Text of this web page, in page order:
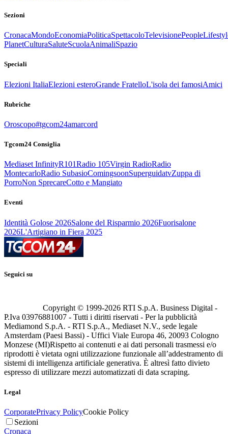
Sezioni
CronacaMondoEconomiaPoliticaSpettacoloTelevisionePeople
PlanetCulturaSaluteScuolaAnimaliSpazio
Speciali
Elezioni ItaliaElezioni esteroGrande FratelloL'isola dei famosiAmici
Rubriche
Oroscopo#tgcom24amarcord
Tgcom24 Consiglia
Mediaset InfinityR101Radio 105Virgin RadioRadio
MontecarloRadio SubasioComingsoonSuperguidatvZuppa di
PorroNon SprecareCotto e Mangiato
Eventi
Identità Golose 2026Salone del Risparmio 2026Fuorisalone
2026L'Artigiano in Fiera 2025
Seguici su
Copyright © 1999-2026 RTI S.p.A. Business Digital -
P.Iva 03976881007 - Tutti i diritti riservati - Per la pubblicità
Mediamond S.p.A. - RTI S.p.A., Mediaset N.V., sede legale
Amsterdam (Paesi Bassi) - Uffici Viale Europa 46, 20093 Cologno
Monzese (MI)Rispetto ai contenuti e ai dati personali trasmessi e/o
riprodotti è vietata ogni utilizzazione funzionale all’addestramento di
sistemi di intelligenza artificiale generativa. È altresì fatto divieto
espresso di utilizzare mezzi automatizzati di data scraping.
Legal
CorporatePrivacy PolicyCookie Policy
Sezioni
Cronaca